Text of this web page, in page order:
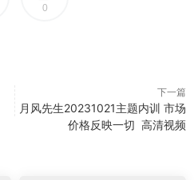
0
下一篇
月风先生20231021主题内训 市场
价格反映一切 高清视频